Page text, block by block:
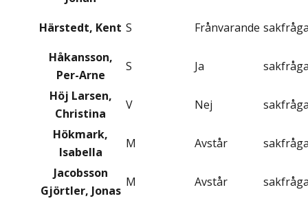
Härstedt, Kent S Frånvarande
Håkansson,
Per-Arne
S Ja
Höj Larsen,
Christina
V Nej
Hökmark,
Isabella
M Avstår
Jacobsson
Gjörtler, Jonas
M Avstår